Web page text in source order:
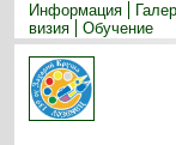
Информация
визия
Обучение